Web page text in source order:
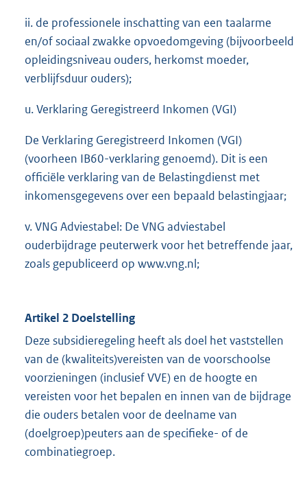
ii. de professionele inschatting van een taalarme
en/of sociaal zwakke opvoedomgeving (bijvoorbeeld
opleidingsniveau ouders, herkomst moeder,
verblijfsduur ouders);
u. Verklaring Geregistreerd Inkomen (VGI)
De Verklaring Geregistreerd Inkomen (VGI)
(voorheen IB60-verklaring genoemd). Dit is een
officiële verklaring van de Belastingdienst met
inkomensgegevens over een bepaald belastingjaar;
v. VNG Adviestabel: De VNG adviestabel
ouderbijdrage peuterwerk voor het betreffende jaar,
zoals gepubliceerd op www.vng.nl;
Artikel 2 Doelstelling
Deze subsidieregeling heeft als doel het vaststellen
van de (kwaliteits)vereisten van de voorschoolse
voorzieningen (inclusief VVE) en de hoogte en
vereisten voor het bepalen en innen van de bijdrage
die ouders betalen voor de deelname van
(doelgroep)peuters aan de specifieke- of de
combinatiegroep.